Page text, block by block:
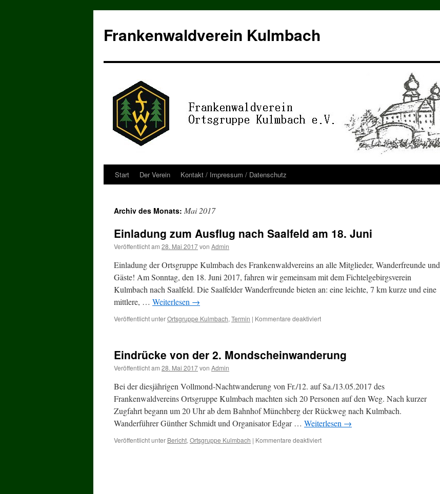
springen
Frankenwaldverein Kulmbach
Start Der Verein Kontakt / Impressum / Datenschutz
Archiv des Monats: Mai 2017
Einladung zum Ausflug nach Saalfeld am 18. Juni
Veröffentlicht am 28. Mai 2017von Admin
Einladung der Ortsgruppe Kulmbach des Frankenwaldvereins an alle Mitglieder, Wanderfreunde und
Gäste! Am Sonntag, den 18. Juni 2017, fahren wir gemeinsam mit dem Fichtelgebirgsverein
Kulmbach nach Saalfeld. Die Saalfelder Wanderfreunde bieten an: eine leichte, 7 km kurze und eine
mittlere, … Weiterlesen →
Veröffentlicht unterOrtsgruppe Kulmbach, Termin | Kommentare deaktiviertfür
nach
Saalfeld
18.
Juni
Eindrücke von der 2. Mondscheinwanderung
Veröffentlicht am 28. Mai 2017von Admin
Bei der diesjährigen Vollmond-Nachtwanderung von Fr./12. auf Sa./13.05.2017 des
Frankenwaldvereins Ortsgruppe Kulmbach machten sich 20 Personen auf den Weg. Nach kurzer
Zugfahrt begann um 20 Uhr ab dem Bahnhof Münchberg der Rückweg nach Kulmbach.
Wanderführer Günther Schmidt und Organisator Edgar … Weiterlesen →
Veröffentlicht unter Bericht, Ortsgruppe Kulmbach | Kommentare deaktiviertfür